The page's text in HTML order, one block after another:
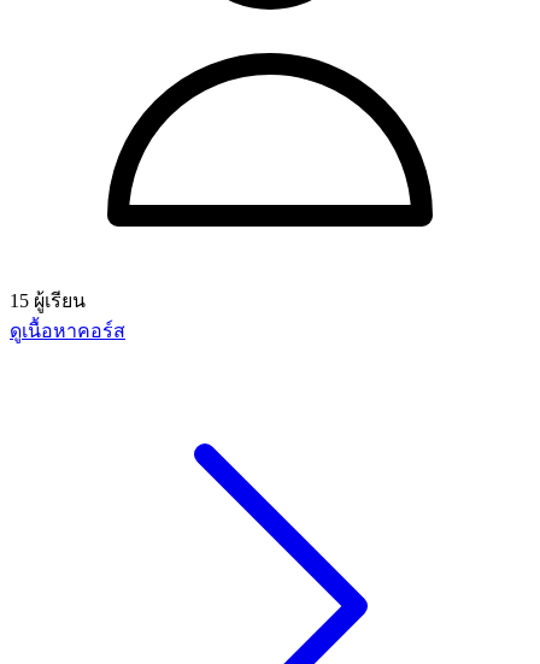
15 ผู้เรียน
ดูเนื้อหาคอร์ส